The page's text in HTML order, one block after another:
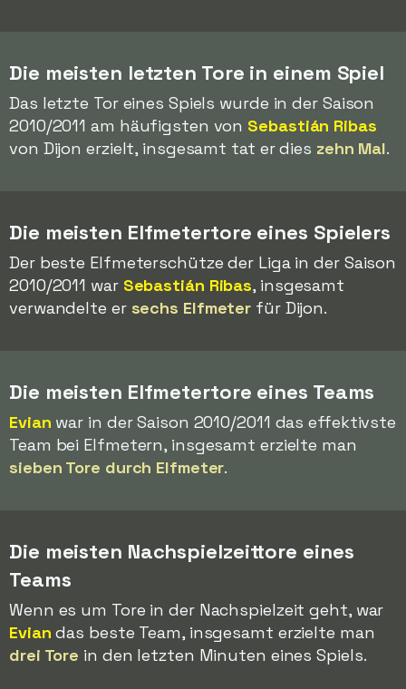
Die meisten letzten Tore in einem Spiel
Das letzte Tor eines Spiels wurde in der Saison
2010/2011 am häufigsten von Sebastián Ribas
von Dijon erzielt, insgesamt tat er dies zehn Mal.
Die meisten Elfmetertore eines Spielers
Der beste Elfmeterschütze der Liga in der Saison
2010/2011 war Sebastián Ribas, insgesamt
verwandelte er sechs Elfmeter für Dijon.
Die meisten Elfmetertore eines Teams
Evian war in der Saison 2010/2011 das effektivste
Team bei Elfmetern, insgesamt erzielte man
sieben Tore durch Elfmeter.
Die meisten Nachspielzeittore eines
Teams
Wenn es um Tore in der Nachspielzeit geht, war
Evian das beste Team, insgesamt erzielte man
drei Tore in den letzten Minuten eines Spiels.